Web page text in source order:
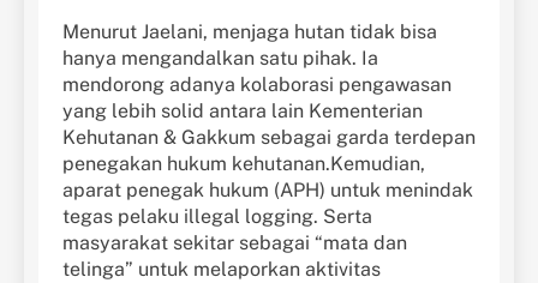
Menurut Jaelani, menjaga hutan tidak bisa
hanya mengandalkan satu pihak. Ia
mendorong adanya kolaborasi pengawasan
yang lebih solid antara lain Kementerian
Kehutanan & Gakkum sebagai garda terdepan
penegakan hukum kehutanan.Kemudian,
aparat penegak hukum (APH) untuk menindak
tegas pelaku illegal logging. Serta
masyarakat sekitar sebagai “mata dan
telinga” untuk melaporkan aktivitas